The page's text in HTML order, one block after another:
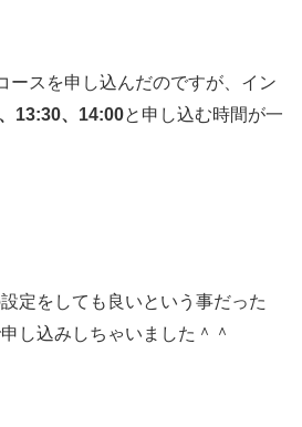
ースを申し込んだのですが、イン
13:30、14:00と申し込む時間が一
定をしても良いという事だった
し込みしちゃいました＾＾